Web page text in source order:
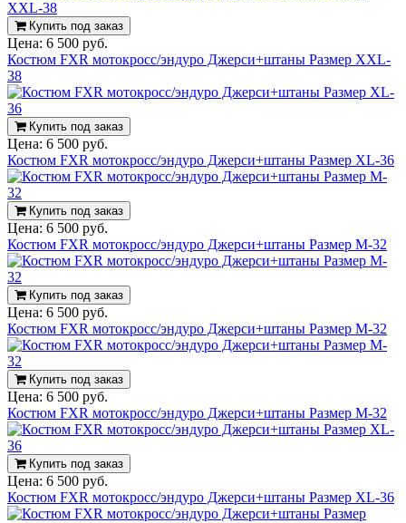
Купить под заказ
Цена: 6 500 руб.
Костюм FXR мотокросс/эндуро Джерси+штаны Размер XXL-
38
Купить под заказ
Цена: 6 500 руб.
Костюм FXR мотокросс/эндуро Джерси+штаны Размер XL-36
Купить под заказ
Цена: 6 500 руб.
Костюм FXR мотокросс/эндуро Джерси+штаны Размер M-32
Купить под заказ
Цена: 6 500 руб.
Костюм FXR мотокросс/эндуро Джерси+штаны Размер M-32
Купить под заказ
Цена: 6 500 руб.
Костюм FXR мотокросс/эндуро Джерси+штаны Размер M-32
Купить под заказ
Цена: 6 500 руб.
Костюм FXR мотокросс/эндуро Джерси+штаны Размер XL-36